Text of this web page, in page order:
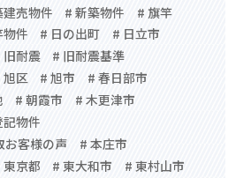
建売物件 # 新築物件
# 旗竿
物件 # 日の出町
# 日立市
旧耐震
# 旧耐震基準
旭区 # 旭市
# 春日部市
# 朝霞市
# 木更津市
物件
お客様の声
# 本庄市
東京都 # 東大和市
# 東村山市